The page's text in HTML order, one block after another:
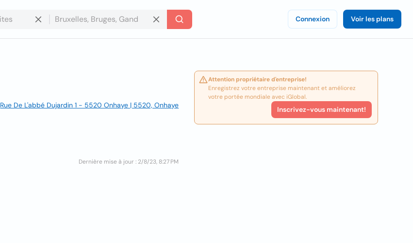
Connexion Voir les plans
Rue De L'abbé Dujardin 1 - 5520 Onhaye | 5520, Onhaye
Dernière mise à jour : 2/8/23, 8:27 PM
Attention propriétaire d'entreprise!
Enregistrez votre entreprise maintenant et améliorez
votre portée mondiale avec iGlobal.
Inscrivez-vous maintenant!